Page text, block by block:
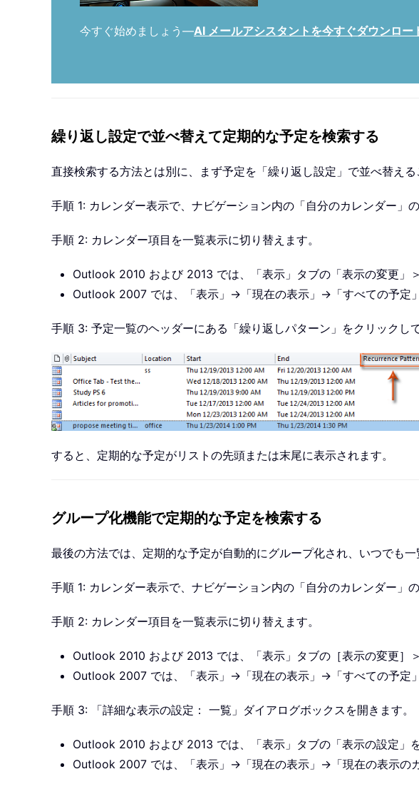
今すぐ始めましょう—AI メールアシスタントを今すぐダウンロー
繰り返し設定で並べ替えて定期的な予定を検索する
直接検索する方法とは別に、まず予定を「繰り返し設定」で並べ替え
手順 1: カレンダー表示で、ナビゲーション内の「自分のカレンダー」
手順 2: カレンダー項目を一覧表示に切り替えます。
Outlook 2010 および 2013 では、「表示」タブの「表示の変更」
Outlook 2007 では、「表示」→「現在の表示」→「すべての予定」
手順 3: 予定一覧のヘッダーにある「繰り返しパターン」をクリックし
すると、定期的な予定がリストの先頭または末尾に表示されます。
グループ化機能で定期的な予定を検索する
最後の方法では、定期的な予定が自動的にグループ化され、いつでも一
手順 1: カレンダー表示で、ナビゲーション内の「自分のカレンダー」
手順 2: カレンダー項目を一覧表示に切り替えます。
Outlook 2010 および 2013 では、「表示」タブの［表示の変更］
Outlook 2007 では、「表示」→「現在の表示」→「すべての予定」
手順 3: 「詳細な表示の設定： 一覧」ダイアログボックスを開きます。
Outlook 2010 および 2013 では、「表示」タブの「表示の設定」
Outlook 2007 では、「表示」→「現在の表示」→「現在の表示の